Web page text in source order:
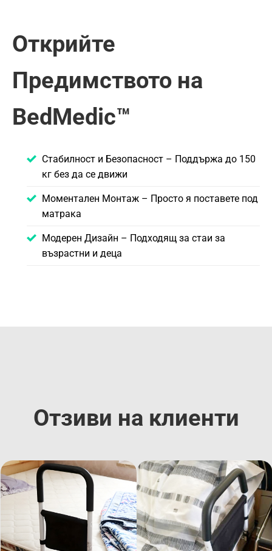
Открийте
Предимството на
BedMedic™
Стабилност и Безопасност – Поддържа до 150
кг без да се движи
Моментален Монтаж – Просто я поставете под
матрака
Модерен Дизайн – Подходящ за стаи за
възрастни и деца
Отзиви на клиенти